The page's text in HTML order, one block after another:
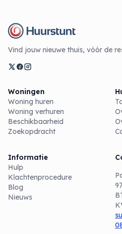
Vind jouw nieuwe thuis, vóór de
Woningen
Woning huren
Woning verhuren
Beschikbaarheid
Zoekopdracht
Informatie
Hulp
Klachtenprocedure
Blog
Nieuws